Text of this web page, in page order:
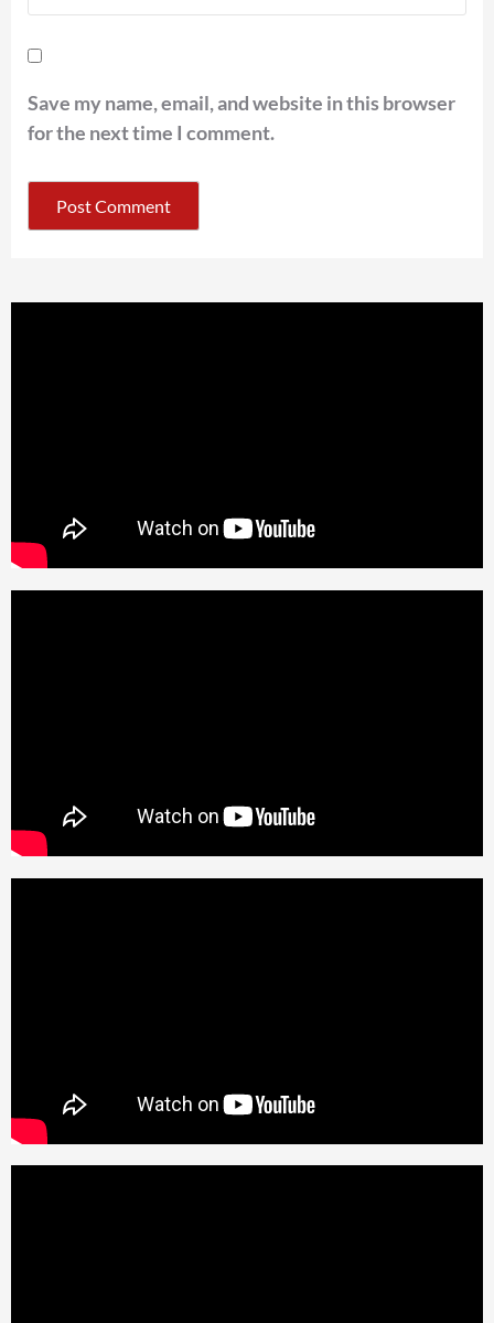
Save my name, email, and website in this browser
for the next time I comment.